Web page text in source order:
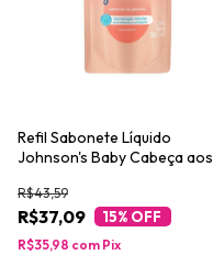
Refil Sabonete Líquido
Johnson's Baby Cabeça aos
R$37,09
R$43,59
15% OFF
R$35,98 com Pix